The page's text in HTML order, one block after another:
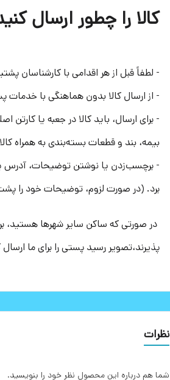
کالا را چطور ارسال
- لطفاً قبل از هر اقدامی با کارشناسان
- از ارسال کالا بدون هماهنگی با خدمات
- برای ارسال، باید کالا در جعبه یا
بیمه، بند و قطعات بسته‌بندی به همراه
- برچسب‌زدن یا نوشتن توضیحات، آدرس یا
برد. (در صورت لزوم، توضیحات خود را
در صورتی که ساکن سایر شهرها هستید،
پذیرند،تصویر رسید پستی را برای ما ارسال
نظرات
شما هم درباره این محصول نظر خود را بنویسید.